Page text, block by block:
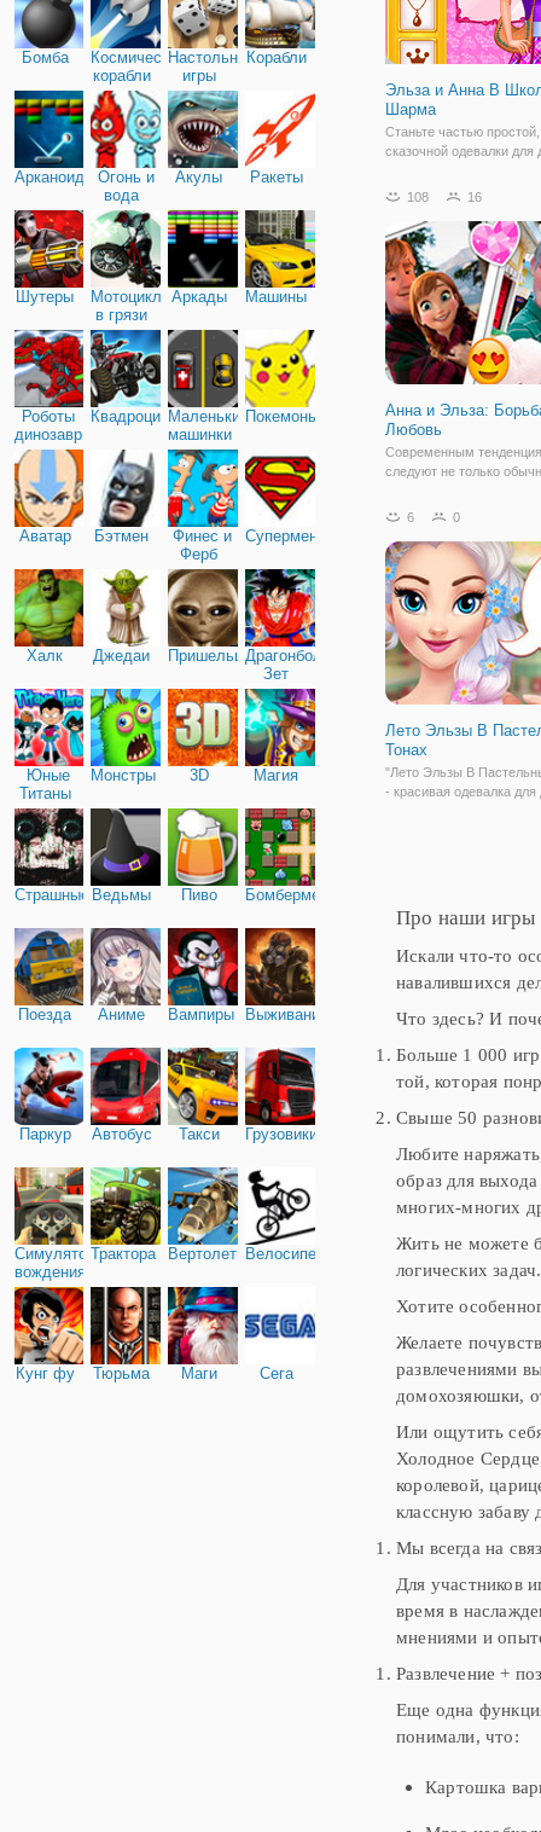
Бомба
Космические
корабли
Настольные
игры
Корабли
Арканоид
Огонь и
вода
Акулы Ракеты
Шутеры
Мотоциклы
в грязи
Аркады Машины
Роботы
динозавры
КвадроциклыМаленькие
машинки
Покемоны
Аватар Бэтмен
Финес и
Ферб
Супермен
Халк Джедаи ПришельцыДрагонболл
Зет
Юные
Титаны
Монстры 3D Магия
Страшные Ведьмы Пиво Бомбермен
Поезда Аниме Вампиры Выживание
Паркур Автобус Такси Грузовики
Симулятор
вождения
Трактора ВертолетыВелосипед
Кунг фу Тюрьма Маги Сега
Эльза и Анна В
Шарма
Станьте частью
сказочной одевалки для
Школе Шарма". Здесь вы
мультфильма
Анне и Эльзе
важному событию. Дело
108 16
Анна и Эльза:
Любовь
Современным
следуют не только
Например, в игре "Анна
зарегистрировались в
сетях и теперь хотят
своих
6 0
Лето Эльзы В
Тонах
"Лето Эльзы В
- красивая одевалка для
Про наши игры
Искали что-то
навалившихся
Что здесь? И
Больше 1 000
той, которая
Свыше 50
Любите
образ для
многих-многих
Жить не можете
логических задач.
Хотите
Желаете
развлечениями
домохозяюшки,
Или ощутить
Холодное
королевой,
классную
Мы всегда на
Для участников
время в
мнениями и
Развлечение +
Еще одна
понимали, что:
Картошка